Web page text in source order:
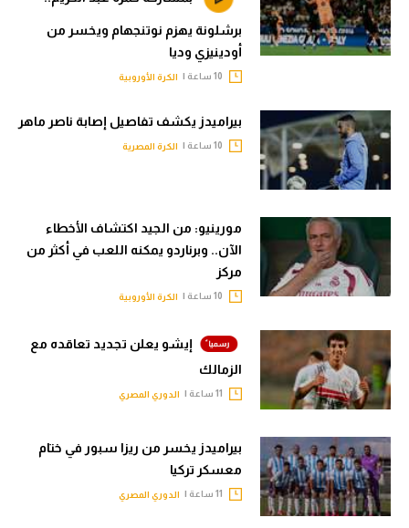
برشلونة يهزم نوتنجهام ويخسر من
أودينيزي وديا
الكرة الأوروبية
بيراميدز يكشف تفاصيل إصابة ناصر ماهر
الكرة المصرية
مورينيو: من الجيد اكتشاف الأخطاء
الآن.. وبرناردو يمكنه اللعب في أكثر من
مركز
الكرة الأوروبية
إيشو يعلن تجديد تعاقده مع
الزمالك
الدوري المصري
بيراميدز يخسر من ريزا سبور في ختام
معسكر تركيا
الدوري المصري